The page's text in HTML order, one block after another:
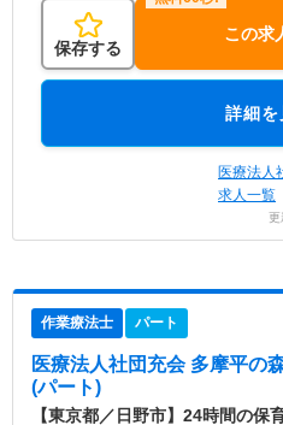
保存する
この求
詳細を
医療法人
求人一覧
作業療法士 パート
医療法人社団充会 多摩平の
(パート)
【東京都／日野市】24時間の